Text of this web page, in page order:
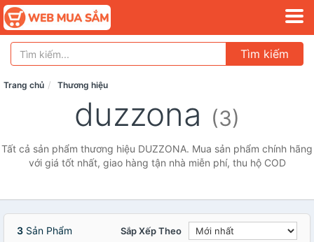
Tìm kiếm
Trang chủ Thương hiệu
duzzona (3)
Tất cả sản phẩm thương hiệu DUZZONA. Mua sản phẩm chính hãng
với giá tốt nhất, giao hàng tận nhà miễn phí, thu hộ COD
3 Sản Phẩm Sắp Xếp Theo